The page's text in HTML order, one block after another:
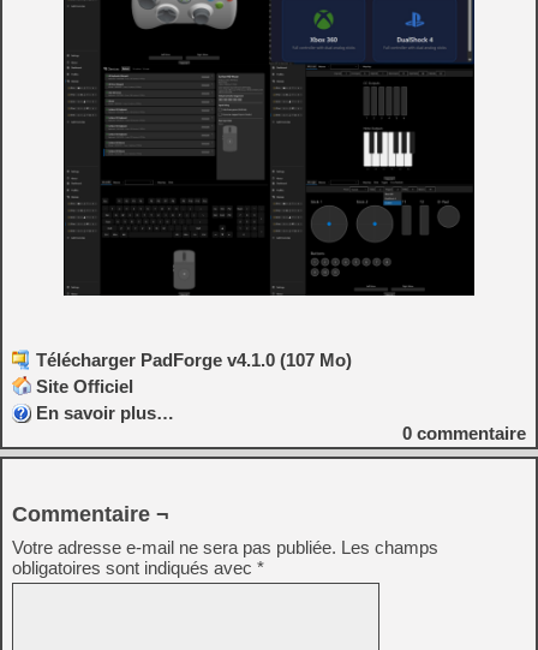
Télécharger PadForge v4.1.0 (107 Mo)
Site Officiel
En savoir plus…
0 commentaire
Commentaire ¬
Votre adresse e-mail ne sera pas publiée. Les champs
obligatoires sont indiqués avec *